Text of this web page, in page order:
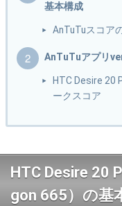
基本構成
AnTuTuスコア
AnTuTuアプリ
HTC Desire 20
ークスコア
HTC Desire 20
gon 665）の基